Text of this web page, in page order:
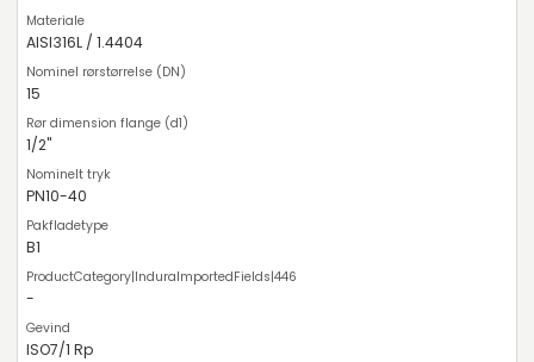
AISI316L / 1.4404
15
1/2"
PN10-40
B1
-
ISO7/1 Rp